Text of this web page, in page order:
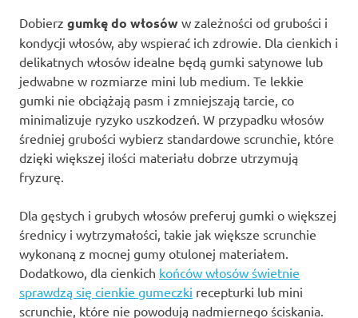
Dobierz gumkę do włosów w zależności od grubości i
kondycji włosów, aby wspierać ich zdrowie. Dla cienkich i
delikatnych włosów idealne będą gumki satynowe lub
jedwabne w rozmiarze mini lub medium. Te lekkie
gumki nie obciążają pasm i zmniejszają tarcie, co
minimalizuje ryzyko uszkodzeń. W przypadku włosów
średniej grubości wybierz standardowe scrunchie, które
dzięki większej ilości materiału dobrze utrzymują
fryzurę.
Dla gęstych i grubych włosów preferuj gumki o większej
średnicy i wytrzymałości, takie jak większe scrunchie
wykonaną z mocnej gumy otulonej materiałem.
Dodatkowo, dla cienkich końców włosów świetnie
sprawdzą się cienkie gumeczki recepturki lub mini
scrunchie, które nie powodują nadmiernego ściskania.